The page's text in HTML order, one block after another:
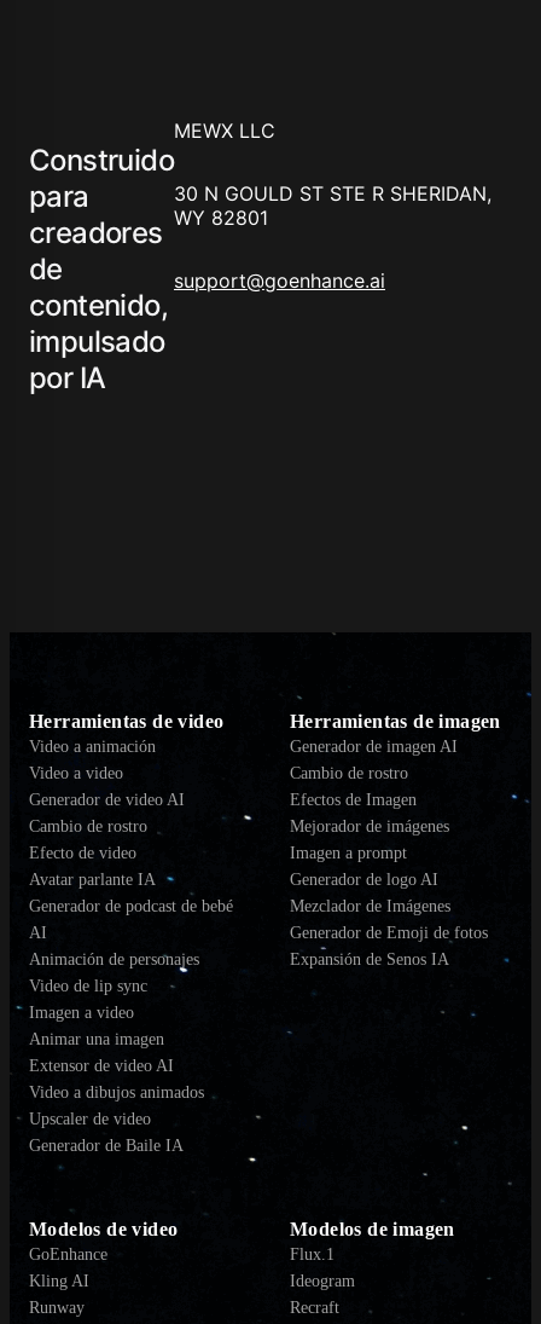
Construido
para
creadores
de
contenido,
impulsado
por IA
MEWX LLC
30 N GOULD ST STE R SHERIDAN,
WY 82801
support@goenhance.ai
Herramientas de video
Video a animación
Video a video
Generador de video AI
Cambio de rostro
Efecto de video
Avatar parlante IA
Generador de podcast de bebé
AI
Animación de personajes
Video de lip sync
Imagen a video
Animar una imagen
Extensor de video AI
Video a dibujos animados
Upscaler de video
Generador de Baile IA
Herramientas de imagen
Generador de imagen AI
Cambio de rostro
Efectos de Imagen
Mejorador de imágenes
Imagen a prompt
Generador de logo AI
Mezclador de Imágenes
Generador de Emoji de fotos
Expansión de Senos IA
Modelos de video
GoEnhance
Kling AI
Runway
Modelos de imagen
Flux.1
Ideogram
Recraft